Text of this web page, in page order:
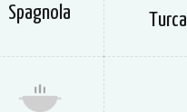
Spagnola Turca